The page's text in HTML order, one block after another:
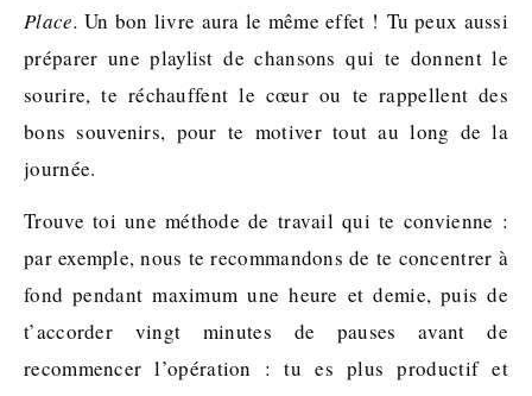
Place. Un bon livre aura le même effet !Tu peux aussi
préparer une playlist de chansons qui te donnent le
sourire, te réchauffent le cœur ou te rappellent des
bons souvenirs, pour te motiver tout au long de la
journée.
Trouve toi une méthode de travail qui te convienne :
par exemple, nous te recommandons de te concentrer à
fond pendant maximum une heure et demie, puis de
t’accorder vingt minutes de pauses avant de
recommencer l’opération : tu es plus productif et